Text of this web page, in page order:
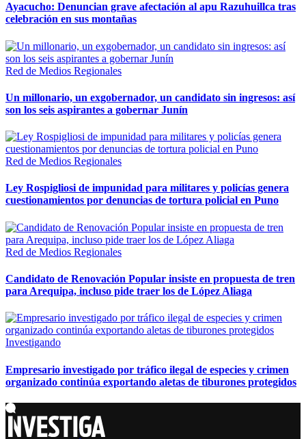
Ayacucho: Denuncian grave afectación al apu Razuhuillca tras
celebración en sus montañas
Red de Medios Regionales
Un millonario, un exgobernador, un candidato sin ingresos: así
son los seis aspirantes a gobernar Junín
Red de Medios Regionales
Ley Rospigliosi de impunidad para militares y policías genera
cuestionamientos por denuncias de tortura policial en Puno
Red de Medios Regionales
Candidato de Renovación Popular insiste en propuesta de tren
para Arequipa, incluso pide traer los de López Aliaga
Investigando
Empresario investigado por tráfico ilegal de especies y crimen
organizado continúa exportando aletas de tiburones protegidos